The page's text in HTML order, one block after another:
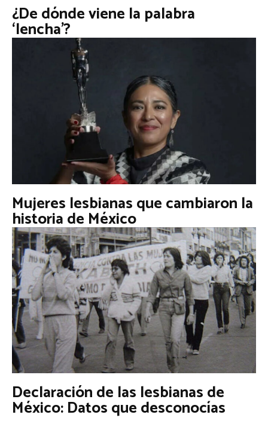
¿De dónde viene la palabra
‘lencha’?
Mujeres lesbianas que cambiaron la
historia de México
Declaración de las lesbianas de
México: Datos que desconocías